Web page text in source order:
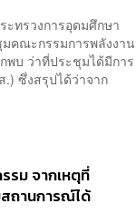
ทรวงการอุดมศึกษา
คณะกรรมการพลังงาน
พบ ว่าที่ประชุมได้มีการ
ซึ่งสรุปได้ว่าจาก
รม จากเหตุที่
ถานการณ์ได้